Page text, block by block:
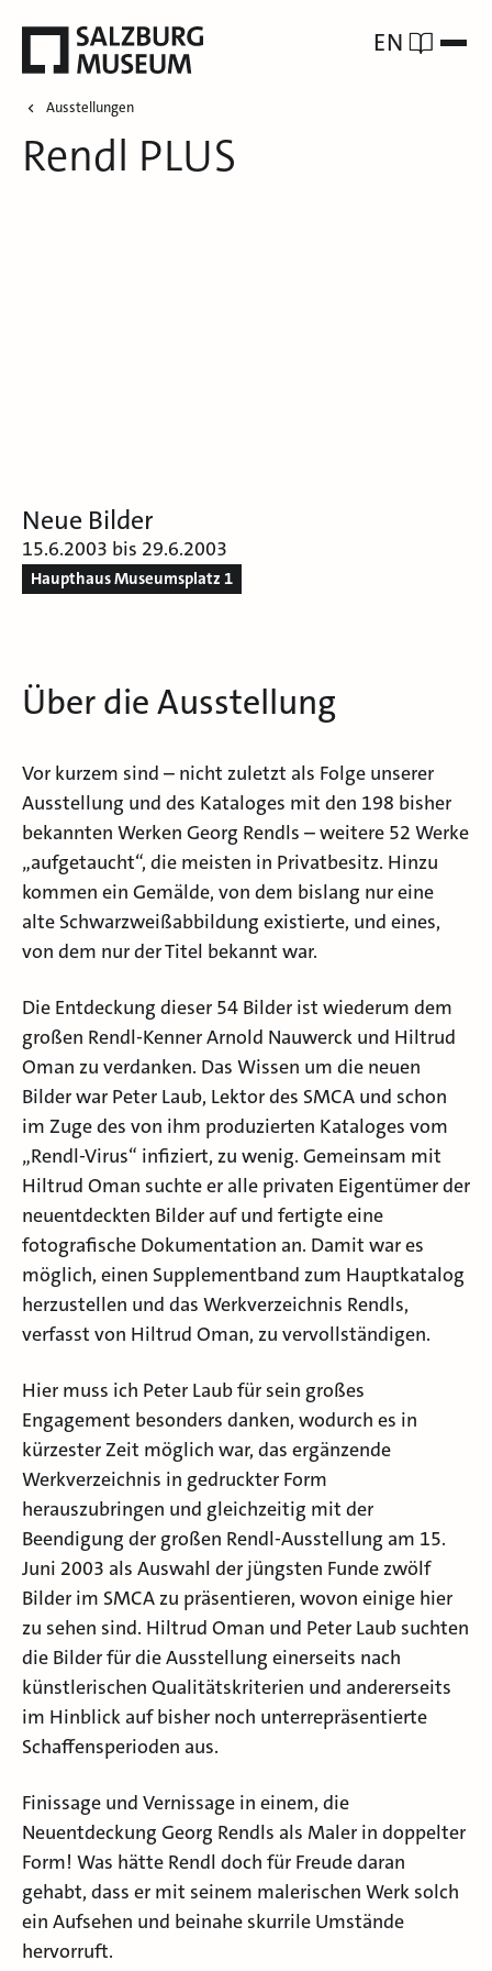
EN
Ausstellungen
Rendl PLUS
Neue Bilder
15.6.2003 bis 29.6.2003
Haupthaus Museumsplatz 1
Über die Ausstellung
Vor kurzem sind – nicht zuletzt als Folge unserer
Ausstellung und des Kataloges mit den 198 bisher
bekannten Werken Georg Rendls – weitere 52 Werke
„aufgetaucht“, die meisten in Privatbesitz. Hinzu
kommen ein Gemälde, von dem bislang nur eine
alte Schwarzweißabbildung existierte, und eines,
von dem nur der Titel bekannt war.
Die Entdeckung dieser 54 Bilder ist wiederum dem
großen Rendl-Kenner Arnold Nauwerck und Hiltrud
Oman zu verdanken. Das Wissen um die neuen
Bilder war Peter Laub, Lektor des SMCA und schon
im Zuge des von ihm produzierten Kataloges vom
„Rendl-Virus“ infiziert, zu wenig. Gemeinsam mit
Hiltrud Oman suchte er alle privaten Eigentümer der
neuentdeckten Bilder auf und fertigte eine
fotografische Dokumentation an. Damit war es
möglich, einen Supplementband zum Hauptkatalog
herzustellen und das Werkverzeichnis Rendls,
verfasst von Hiltrud Oman, zu vervollständigen.
Hier muss ich Peter Laub für sein großes
Engagement besonders danken, wodurch es in
kürzester Zeit möglich war, das ergänzende
Werkverzeichnis in gedruckter Form
herauszubringen und gleichzeitig mit der
Beendigung der großen Rendl-Ausstellung am 15.
Juni 2003 als Auswahl der jüngsten Funde zwölf
Bilder im SMCA zu präsentieren, wovon einige hier
zu sehen sind. Hiltrud Oman und Peter Laub suchten
die Bilder für die Ausstellung einerseits nach
künstlerischen Qualitätskriterien und andererseits
im Hinblick auf bisher noch unterrepräsentierte
Schaffensperioden aus.
Finissage und Vernissage in einem, die
Neuentdeckung Georg Rendls als Maler in doppelter
Form! Was hätte Rendl doch für Freude daran
gehabt, dass er mit seinem malerischen Werk solch
ein Aufsehen und beinahe skurrile Umstände
hervorruft.